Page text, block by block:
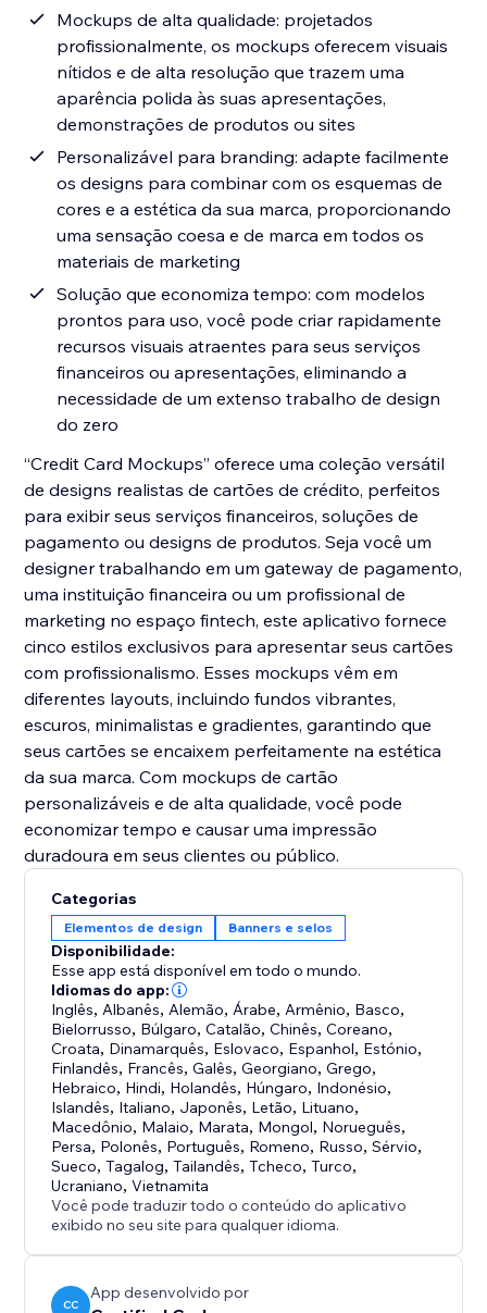
Mockups de alta qualidade: projetados
profissionalmente, os mockups oferecem visuais
nítidos e de alta resolução que trazem uma
aparência polida às suas apresentações,
demonstrações de produtos ou sites
Personalizável para branding: adapte facilmente
os designs para combinar com os esquemas de
cores e a estética da sua marca, proporcionando
uma sensação coesa e de marca em todos os
materiais de marketing
Solução que economiza tempo: com modelos
prontos para uso, você pode criar rapidamente
recursos visuais atraentes para seus serviços
financeiros ou apresentações, eliminando a
necessidade de um extenso trabalho de design
do zero
“Credit Card Mockups” oferece uma coleção versátil
de designs realistas de cartões de crédito, perfeitos
para exibir seus serviços financeiros, soluções de
pagamento ou designs de produtos. Seja você um
designer trabalhando em um gateway de pagamento,
uma instituição financeira ou um profissional de
marketing no espaço fintech, este aplicativo fornece
cinco estilos exclusivos para apresentar seus cartões
com profissionalismo. Esses mockups vêm em
diferentes layouts, incluindo fundos vibrantes,
escuros, minimalistas e gradientes, garantindo que
seus cartões se encaixem perfeitamente na estética
da sua marca. Com mockups de cartão
personalizáveis e de alta qualidade, você pode
economizar tempo e causar uma impressão
duradoura em seus clientes ou público.
Categorias
Elementos de design Banners e selos
Disponibilidade:
Esse app está disponível em todo o mundo.
Idiomas do app:
Inglês, Albanês, Alemão, Árabe, Armênio, Basco,
Bielorrusso, Búlgaro,Catalão,Chinês,Coreano,
Croata, Dinamarquês, Eslovaco, Espanhol, Estónio,
Finlandês, Francês,Galês,Georgiano,Grego,
Hebraico, Hindi, Holandês, Húngaro, Indonésio,
Islandês, Italiano, Japonês, Letão, Lituano,
Macedônio, Malaio, Marata, Mongol, Norueguês,
Persa, Polonês, Português, Romeno, Russo,Sérvio,
Sueco,Tagalog,Tailandês,Tcheco,Turco,
Ucraniano,Vietnamita
Você pode traduzir todo o conteúdo do aplicativo
exibido no seu site para qualquer idioma.
CC
App desenvolvido por